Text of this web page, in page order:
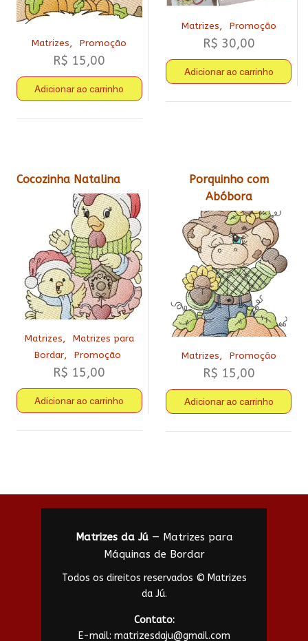
Matrizes, Promoção
R$ 15,00
Adicionar ao carrinho
Matrizes, Promoção
R$ 30,00
Adicionar ao carrinho
Cocozinha Natalina
Matrizes,
Matrizes para
Bordar, Promoção
R$ 15,00
Adicionar ao carrinho
Porquinho com
Abóbora
Matrizes, Promoção
R$ 15,00
Adicionar ao carrinho
Matrizes da Jú— Matrizes para
Máquinas de Bordar
Todos os direitos reservados © Matrizes
da Jú.
Contato:
E-mail: matrizesdaju@gmail.com